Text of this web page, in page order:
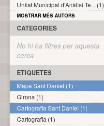
Unitat Municipal d'Anàlisi Te... (1)
MOSTRAR MÉS AUTORS
CATEGORIES
No hi ha filtres per aquesta
cerca
ETIQUETES
Mapa Sant Daniel (1)
Girona (1)
Cartografia Sant Daniel (1)
Cartografia (1)